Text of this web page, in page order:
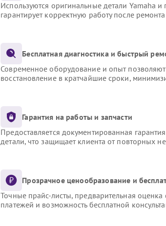
Используются оригинальные детали Yamaha
гарантирует корректную работу после
Бесплатная диагностика и быстрый
Современное оборудование и опыт позволяют
восстановление в кратчайшие сроки,
Гарантия на работы и запчасти
Предоставляется документированная
детали, что защищает клиента от повторных
Прозрачное ценообразование и
Точные прайс-листы, предварительная оценка
платежей и возможность бесплатной